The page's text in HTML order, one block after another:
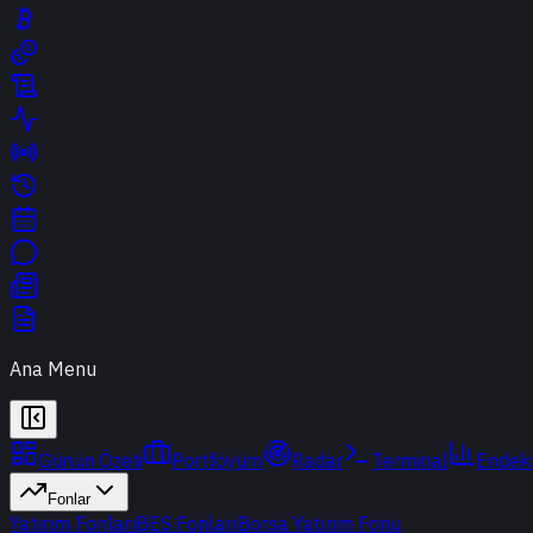
Ana Menu
Günün Özeti Portföyüm Radar Terminal
Fonlar
Yatırım FonlarıBES FonlarıBorsa Yatırım Fonu